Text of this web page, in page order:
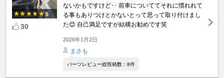
5
30
ないかもですけど‥ 前車についててそれに慣れれて
る事もありつけとかないとって思って取り付けまし
た😊 自己満足ですが結構お勧めです笑
2026年1月2日
まさも
パーツレビュー総投稿数：8件